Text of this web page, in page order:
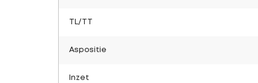
TL/TT
Aspositie
Inzet